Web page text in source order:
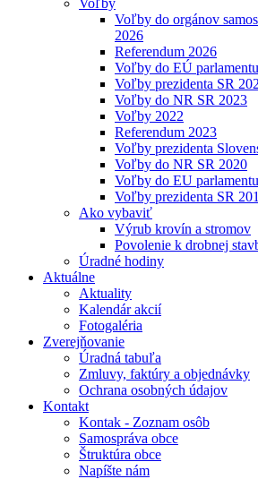
Voľby
Voľby do orgánov
2026
Referendum 2026
Voľby do EÚ
Voľby prezidenta SR
Voľby do NR SR 2023
Voľby 2022
Referendum 2023
Voľby prezidenta
Voľby do NR SR 2020
Voľby do EU
Voľby prezidenta SR
Ako vybaviť
Výrub krovín a stromov
Povolenie k drobnej
Úradné hodiny
Aktuálne
Aktuality
Kalendár akcií
Fotogaléria
Zverejňovanie
Úradná tabuľa
Zmluvy, faktúry a objednávky
Ochrana osobných údajov
Kontakt
Kontak - Zoznam osôb
Samospráva obce
Štruktúra obce
Napíšte nám